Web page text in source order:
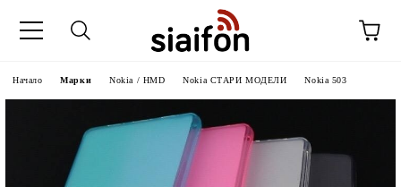
Начало Марки Nokia / HMD Nokia СТАРИ МОДЕЛИ Nokia 503